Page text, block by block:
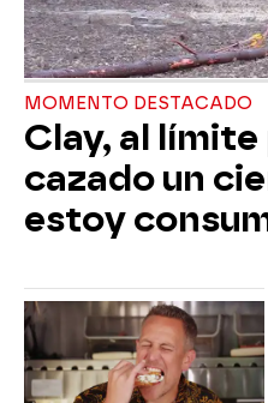
MOMENTO DESTACADO
Clay, al
cazado un
estoy